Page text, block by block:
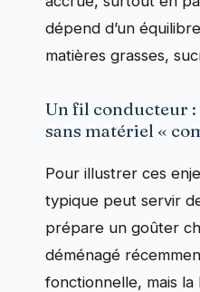
dépend d’un
matières grasses,
Un fil conducteur
sans matériel «
Pour illustrer ces
typique peut servir
prépare un goûter
déménagé
fonctionnelle, mais